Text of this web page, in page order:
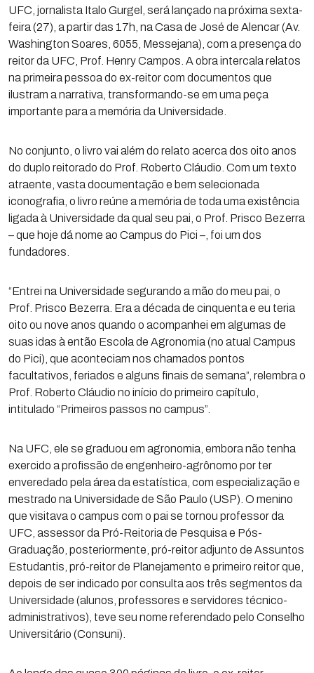
UFC, jornalista Italo Gurgel, será lançado na próxima sexta-
feira (27), a partir das 17h, na Casa de José de Alencar (Av.
Washington Soares, 6055, Messejana), com a presença do
reitor da UFC, Prof. Henry Campos. A obra intercala relatos
na primeira pessoa do ex-reitor com documentos que
ilustram a narrativa, transformando-se em uma peça
importante para a memória da Universidade.
No conjunto, o livro vai além do relato acerca dos oito anos
do duplo reitorado do Prof. Roberto Cláudio. Com um texto
atraente, vasta documentação e bem selecionada
iconografia, o livro reúne a memória de toda uma existência
ligada à Universidade da qual seu pai, o Prof. Prisco Bezerra
– que hoje dá nome ao Campus do Pici –, foi um dos
fundadores.
“Entrei na Universidade segurando a mão do meu pai, o
Prof. Prisco Bezerra. Era a década de cinquenta e eu teria
oito ou nove anos quando o acompanhei em algumas de
suas idas à então Escola de Agronomia (no atual Campus
do Pici), que aconteciam nos chamados pontos
facultativos, feriados e alguns finais de semana”, relembra o
Prof. Roberto Cláudio no início do primeiro capítulo,
intitulado “Primeiros passos no campus”.
Na UFC, ele se graduou em agronomia, embora não tenha
exercido a profissão de engenheiro-agrônomo por ter
enveredado pela área da estatística, com especialização e
mestrado na Universidade de São Paulo (USP). O menino
que visitava o campus com o pai se tornou professor da
UFC, assessor da Pró-Reitoria de Pesquisa e Pós-
Graduação, posteriormente, pró-reitor adjunto de Assuntos
Estudantis, pró-reitor de Planejamento e primeiro reitor que,
depois de ser indicado por consulta aos três segmentos da
Universidade (alunos, professores e servidores técnico-
administrativos), teve seu nome referendado pelo Conselho
Universitário (Consuni).